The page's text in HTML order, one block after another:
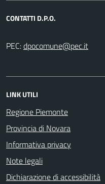
CONTATTI D.P.O.
PEC:
LINK UTILI
Regione Piemonte
Provincia di Novara
Informativa privacy
Note legali
Dichiarazione di accessibilità